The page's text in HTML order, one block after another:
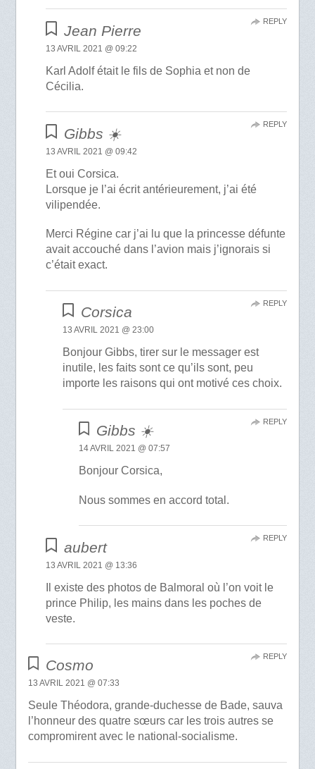
Jean Pierre
13 AVRIL 2021 @ 09:22
Karl Adolf était le fils de Sophia et non de
Cécilia.
REPLY
Gibbs ☀️
13 AVRIL 2021 @ 09:42
Et oui Corsica.
Lorsque je l’ai écrit antérieurement, j’ai été
vilipendée.
Merci Régine car j’ai lu que la princesse défunte
avait accouché dans l’avion mais j’ignorais si
c’était exact.
REPLY
Corsica
13 AVRIL 2021 @ 23:00
Bonjour Gibbs, tirer sur le messager est
inutile, les faits sont ce qu’ils sont, peu
importe les raisons qui ont motivé ces choix.
REPLY
Gibbs ☀️
14 AVRIL 2021 @ 07:57
Bonjour Corsica,
Nous sommes en accord total.
REPLY
aubert
13 AVRIL 2021 @ 13:36
Il existe des photos de Balmoral où l’on voit le
prince Philip, les mains dans les poches de
veste.
REPLY
Cosmo
13 AVRIL 2021 @ 07:33
Seule Théodora, grande-duchesse de Bade, sauva
l’honneur des quatre sœurs car les trois autres se
compromirent avec le national-socialisme.
REPLY